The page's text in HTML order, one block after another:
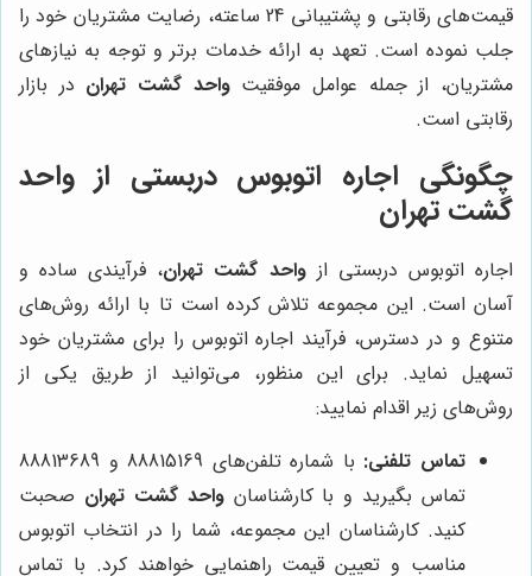
قیمت‌های رقابتی و پشتیبانی 24 ساعته، رضایت مشتریان خود را
جلب نموده است. تعهد به ارائه خدمات برتر و توجه به نیازهای
مشتریان، از جمله عوامل موفقیتواحد گشت تهران در بازار
رقابتی است.
چگونگی اجاره اتوبوس دربستی از واحد
گشت تهران
اجاره اتوبوس دربستی ازواحد گشت تهران، فرآیندی ساده و
آسان است. این مجموعه تلاش کرده است تا با ارائه روش‌های
متنوع و در دسترس، فرآیند اجاره اتوبوس را برای مشتریان خود
تسهیل نماید. برای این منظور، می‌توانید از طریق یکی از
روش‌های زیر اقدام نمایید:
تماس تلفنی:
با شماره تلفن‌های 88815169 و 88813689
تماس بگیرید و با کارشناسانواحد گشت تهران صحبت
کنید. کارشناسان این مجموعه، شما را در انتخاب اتوبوس
مناسب و تعیین قیمت راهنمایی خواهند کرد. با تماس